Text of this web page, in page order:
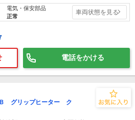
電気・保安部品
正常
車両状態を見る
電話をかける
グリップヒーター ク